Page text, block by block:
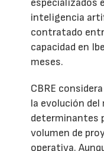
inteligencia
contratado
capacidad en
meses.
CBRE
la evolución
determinantes
volumen de
operativa.